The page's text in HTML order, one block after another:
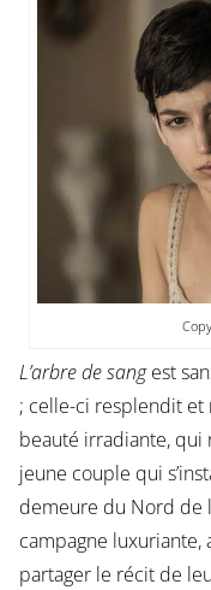
L’arbre de sangest
; celle-ci resplendit et
beauté irradiante, qui
jeune couple qui
demeure du Nord de
campagne luxuriante,
partager le récit de